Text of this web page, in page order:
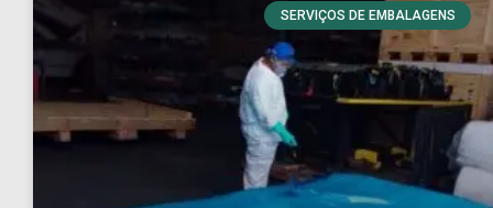
SERVIÇOS DE EMBALAGENS